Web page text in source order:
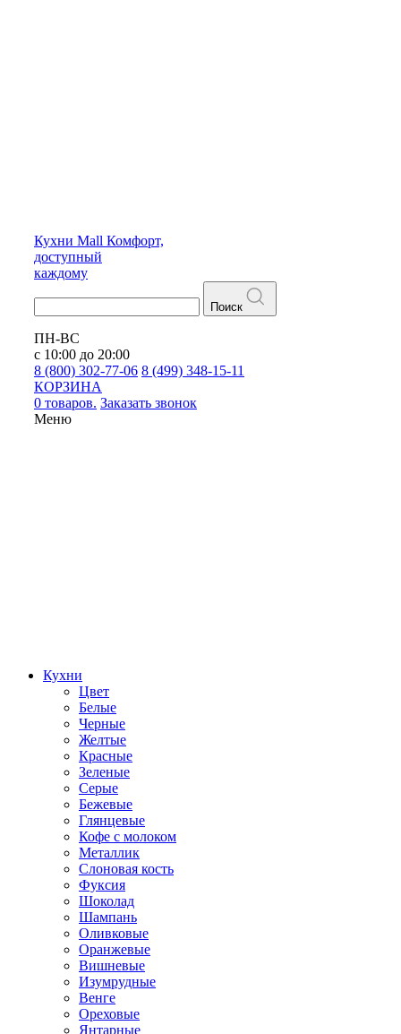
Кухни Mall Комфорт,
доступный
каждому
Поиск
ПН-ВС
с 10:00 до 20:00
8 (800) 302-77-06 8 (499) 348-15-11
КОРЗИНА
0 товаров. Заказать звонок
Меню
Кухни
Цвет
Белые
Черные
Желтые
Красные
Зеленые
Серые
Бежевые
Глянцевые
Кофе с молоком
Металлик
Слоновая кость
Фуксия
Шоколад
Шампань
Оливковые
Оранжевые
Вишневые
Изумрудные
Венге
Ореховые
Янтарные